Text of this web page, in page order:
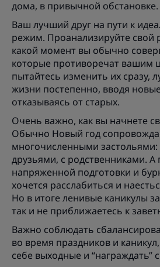
дома, в привычной обстановке.
Ваш лучший друг на пути к
режим. Проанализируйте свой
какой момент вы обычно
которые противоречат вашим
пытайтесь изменить их сразу,
жизни постепенно, вводя
отказываясь от старых.
Очень важно, как вы начнете
Обычно Новый год
многочисленными застольями:
друзьями, с родственниками. А
напряженной подготовки и
хочется расслабиться и
Но в итоге ленивые каникулы
так и не приближаетесь к
Важно соблюдать
во время праздников и
себе выходные и “награждать”